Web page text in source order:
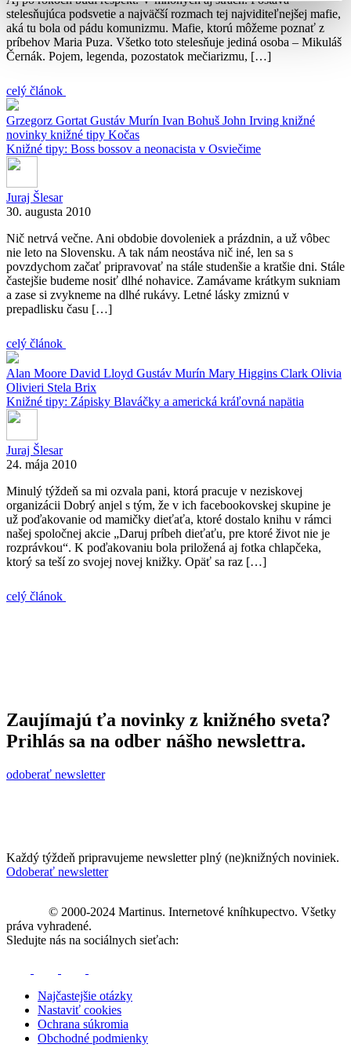
stelesňujúca podsvetie a najväčší rozmach tej najviditeľnejšej mafie,
aká tu bola od pádu komunizmu. Mafie, ktorú môžeme poznať z
príbehov Maria Puza. Všetko toto stelesňuje jediná osoba – Mikuláš
Černák. Pojem, legenda, pozostatok mečiarizmu, […]
celý článok
Grzegorz Gortat Gustáv Murín Ivan Bohuš John Irving knižné
novinky knižné tipy Kočas
Knižné tipy: Boss bossov a neonacista v Osviečime
Juraj Šlesar
30. augusta 2010
Nič netrvá večne. Ani obdobie dovoleniek a prázdnin, a už vôbec
nie leto na Slovensku. A tak nám neostáva nič iné, len sa s
povzdychom začať pripravovať na stále studenšie a kratšie dni. Stále
častejšie budeme nosiť dlhé nohavice. Zamávame krátkym sukniam
a zase si zvykneme na dlhé rukávy. Letné lásky zmiznú v
prepadlisku času […]
celý článok
Alan Moore David Lloyd Gustáv Murín Mary Higgins Clark Olivia
Olivieri Stela Brix
Knižné tipy: Zápisky Blaváčky a americká kráľovná napätia
Juraj Šlesar
24. mája 2010
Minulý týždeň sa mi ozvala pani, ktorá pracuje v neziskovej
organizácii Dobrý anjel s tým, že v ich facebookovskej skupine je
už poďakovanie od mamičky dieťaťa, ktoré dostalo knihu v rámci
našej spoločnej akcie „Daruj príbeh dieťaťu, pre ktoré život nie je
rozprávkou“. K poďakovaniu bola priložená aj fotka chlapčeka,
ktorý sa teší zo svojej novej knižky. Opäť sa raz […]
celý článok
Zaujímajú ťa novinky z knižného sveta?
Prihlás sa na odber nášho newslettra.
odoberať newsletter
Každý týždeň pripravujeme newsletter plný (ne)knižných noviniek.
Odoberať newsletter
© 2000-2024 Martinus. Internetové kníhkupectvo. Všetky
práva vyhradené.
Sledujte nás na sociálnych sieťach:
Najčastejšie otázky
Nastaviť cookies
Ochrana súkromia
Obchodné podmienky